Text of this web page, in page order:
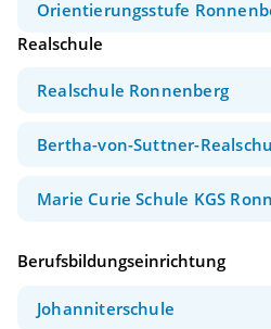
Orientierungsstufe
Realschule
Realschule Ronnenberg
Bertha-von-Suttner-
Marie Curie Schule KGS
Berufsbildungseinrichtung
Johanniterschule